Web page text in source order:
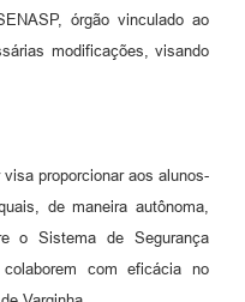
órgão vinculado ao
modificações, visando
proporcionar aos alunos-
de maneira autônoma,
o Sistema de Segurança
com eficácia no